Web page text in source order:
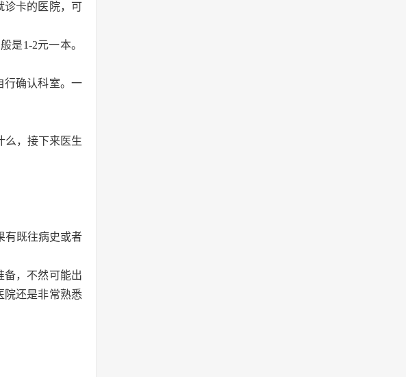
诊卡的医院，可
是1-2元一本。
行确认科室。一
么，接下来医生
有既往病史或者
备，不然可能出
院还是非常熟悉